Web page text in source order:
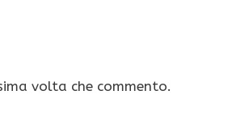
volta che commento.